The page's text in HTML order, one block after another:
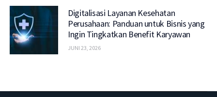
Digitalisasi Layanan Kesehatan
Perusahaan: Panduan untuk Bisnis yang
Ingin Tingkatkan Benefit Karyawan
JUNI 23, 2026